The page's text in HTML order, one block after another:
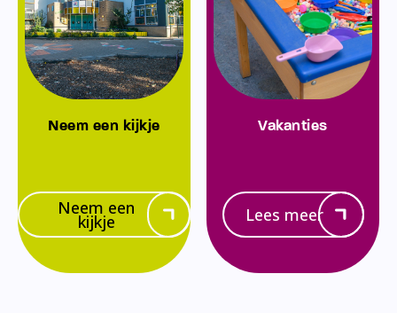
Neem een kijkje
Neem een
kijkje
Vakanties
Lees meer